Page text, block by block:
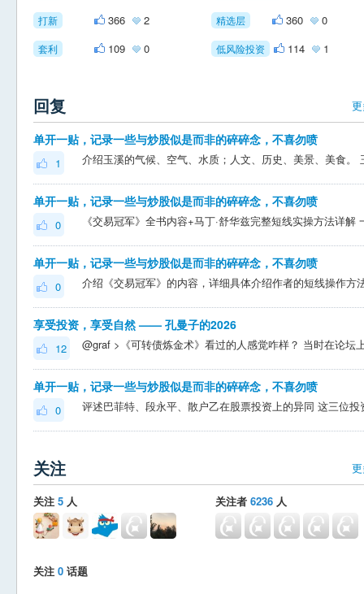
打新 366 2 精选层 360 0
套利 109 0 低风险投资 114 1
回复
单开一贴，记录一些与炒股似是而非的碎碎念，不喜勿喷
1
单开一贴，记录一些与炒股似是而非的碎碎念，不喜勿喷
0
单开一贴，记录一些与炒股似是而非的碎碎念，不喜勿喷
0
享受投资，享受自然 —— 孔曼子的2026
12
单开一贴，记录一些与炒股似是而非的碎碎念，不喜勿喷
0
关注
关注 5 人 关注者 6236 人
关注 0 话题